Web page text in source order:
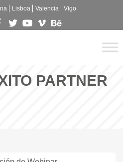
Lisboa Valencia Vigo
PARTNER